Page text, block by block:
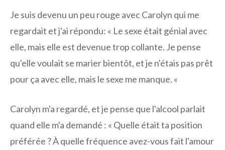
Je suis devenu un peu rouge avec Carolyn qui me
regardait et j'ai répondu: « Le sexe était génial avec
elle, mais elle est devenue trop collante. Je pense
qu'elle voulait se marier bientôt, et je n'étais pas prêt
pour ça avec elle, mais le sexe me manque. «
Carolyn m'a regardé, et je pense que l'alcool parlait
quand elle m'a demandé : « Quelle était ta position
préférée ? À quelle fréquence avez-vous fait l'amour